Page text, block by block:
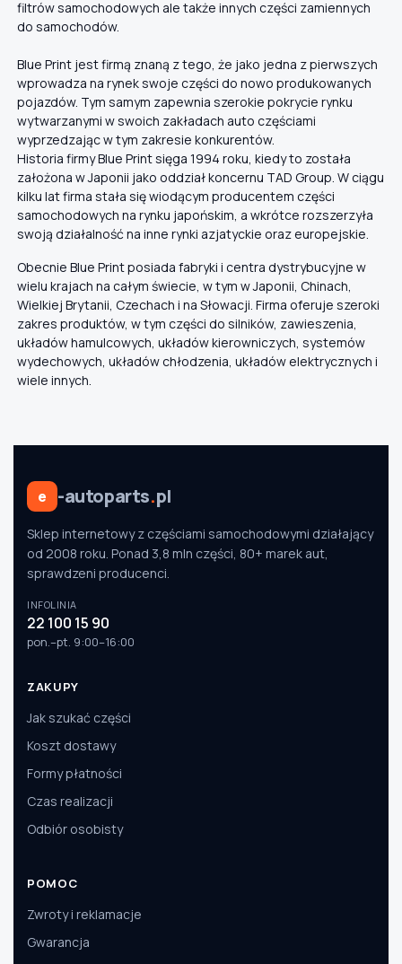
filtrów samochodowych ale także innych części zamiennych
do samochodów.
Blue Print jest firmą znaną z tego, że jako jedna z pierwszych
wprowadza na rynek swoje części do nowo produkowanych
pojazdów. Tym samym zapewnia szerokie pokrycie rynku
wytwarzanymi w swoich zakładach auto częściami
wyprzedzając w tym zakresie konkurentów.
Historia firmy Blue Print sięga 1994 roku, kiedy to została
założona w Japonii jako oddział koncernu TAD Group. W ciągu
kilku lat firma stała się wiodącym producentem części
samochodowych na rynku japońskim, a wkrótce rozszerzyła
swoją działalność na inne rynki azjatyckie oraz europejskie.
Obecnie Blue Print posiada fabryki i centra dystrybucyjne w
wielu krajach na całym świecie, w tym w Japonii, Chinach,
Wielkiej Brytanii, Czechach i na Słowacji. Firma oferuje szeroki
zakres produktów, w tym części do silników, zawieszenia,
układów hamulcowych, układów kierowniczych, systemów
wydechowych, układów chłodzenia, układów elektrycznych i
wiele innych.
e -autoparts.pl
Sklep internetowy z częściami samochodowymi działający
od 2008 roku. Ponad 3,8 mln części, 80+ marek aut,
sprawdzeni producenci.
INFOLINIA
22 100 15 90
pon.–pt. 9:00–16:00
ZAKUPY
Jak szukać części
Koszt dostawy
Formy płatności
Czas realizacji
Odbiór osobisty
POMOC
Zwroty i reklamacje
Gwarancja